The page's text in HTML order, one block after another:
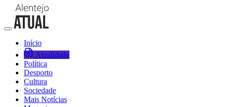
Início
Atualidade
Política
Desporto
Cultura
Sociedade
Mais Notícias